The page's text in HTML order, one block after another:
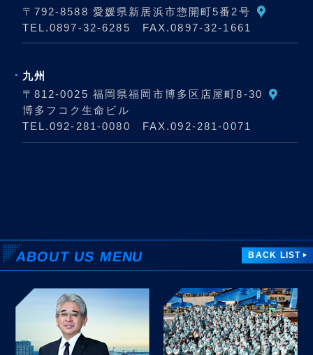
〒792-8588 愛媛県新居浜市惣開町5番2号
TEL.0897-32-6285 FAX.0897-32-1661
九州
〒812-0025 福岡県福岡市博多区店屋町8-30
博多フコク生命ビル
TEL.092-281-0080 FAX.092-281-0071
ABOUT USMENU BACK LIST